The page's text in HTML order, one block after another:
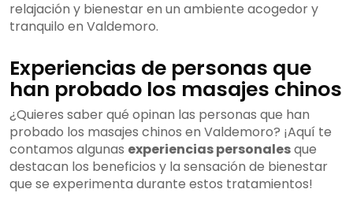
relajación y bienestar en un ambiente acogedor y
tranquilo en Valdemoro.
Experiencias de personas que
han probado los masajes chinos
¿Quieres saber qué opinan las personas que han
probado los masajes chinos en Valdemoro? ¡Aquí te
contamos algunas experiencias personalesque
destacan los beneficios y la sensación de bienestar
que se experimenta durante estos tratamientos!